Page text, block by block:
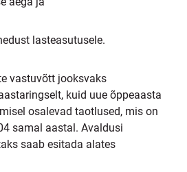
lasteasutusele.
vastuvõtt jooksvaks
kuid uue õppeaasta
osalevad taotlused, mis on
samal aastal. Avaldusi
saab esitada alates